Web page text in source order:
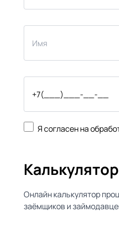
Я согласен на
Онлайн калькулятор
заёмщиков и